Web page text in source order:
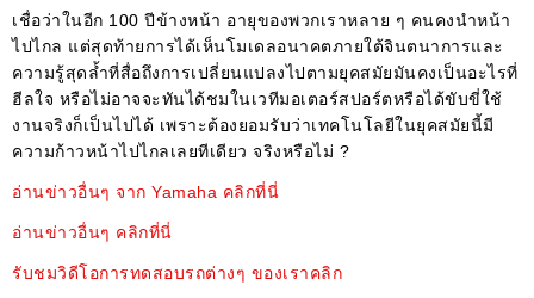
เชื่อว่าในอีก 100 ปีข้างหน้า อายุของพวกเราหลาย ๆ คนคงนำหน้า
ไปไกล แต่สุดท้ายการได้เห็นโมเดลอนาคตภายใต้จินตนาการและ
ความรู้สุดล้ำที่สื่อถึงการเปลี่ยนแปลงไปตามยุคสมัยมันคงเป็นอะไรที่
ฮีลใจ หรือไม่อาจจะทันได้ชมในเวทีมอเตอร์สปอร์ตหรือได้ขับขี่ใช้
งานจริงก็เป็นไปได้ เพราะต้องยอมรับว่าเทคโนโลยีในยุคสมัยนี้มี
ความก้าวหน้าไปไกลเลยทีเดียว จริงหรือไม่ ?
อ่านข่าวอื่นๆ จาก Yamaha คลิกที่นี่
อ่านข่าวอื่นๆ คลิกที่นี่
รับชมวิดีโอการทดสอบรถต่างๆ ของเราคลิก